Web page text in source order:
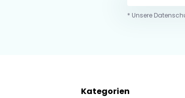
* Unsere
Kategorien